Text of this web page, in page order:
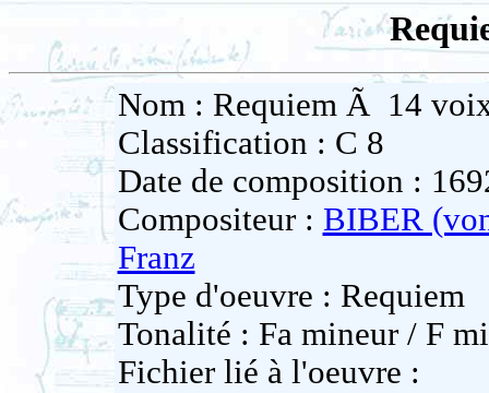
Nom : Requiem Ã 14
Classification : C 8
Date de composition :
Compositeur : BIBER
Franz
Type d'oeuvre : Requiem
Tonalité : Fa mineur / F
Fichier lié à l'oeuvre :